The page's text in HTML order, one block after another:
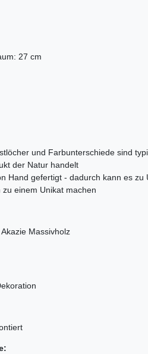
27 cm
und Farbunterschiede sind
der Natur handelt
Hand gefertigt - dadurch kann es zu
zu einem Unikat machen
Massivholz